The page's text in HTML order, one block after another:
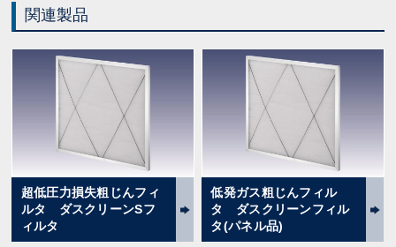
関連製品
超低圧力損失粗じんフィ
ルタ ダスクリーンSフ
ィルタ
低発ガス粗じんフィル
タ ダスクリーンフィル
タ(パネル品)